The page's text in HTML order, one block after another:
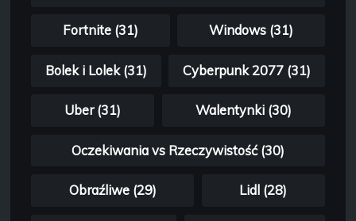
Fortnite (31) Windows (31)
Bolek i Lolek (31) Cyberpunk 2077 (31)
Uber (31) Walentynki (30)
Oczekiwania vs Rzeczywistość (30)
Obraźliwe (29) Lidl (28)